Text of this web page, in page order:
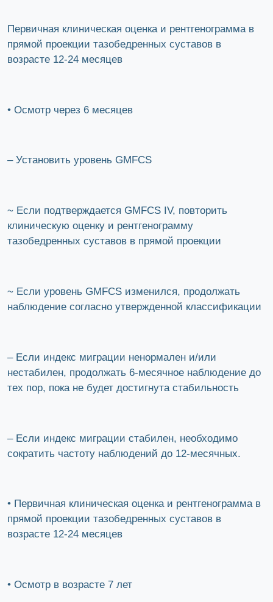
Первичная клиническая оценка и рентгенограмма в
прямой проекции тазобедренных суставов в
возрасте 12-24 месяцев
• Осмотр через 6 месяцев
– Установить уровень GMFCS
~ Если подтверждается GMFCS IV, повторить
клиническую оценку и рентгенограмму
тазобедренных суставов в прямой проекции
~ Если уровень GMFCS изменился, продолжать
наблюдение согласно утвержденной классификации
– Если индекс миграции ненормален и/или
нестабилен, продолжать 6-месячное наблюдение до
тех пор, пока не будет достигнута стабильность
– Если индекс миграции стабилен, необходимо
сократить частоту наблюдений до 12-месячных.
• Первичная клиническая оценка и рентгенограмма в
прямой проекции тазобедренных суставов в
возрасте 12-24 месяцев
• Осмотр в возрасте 7 лет